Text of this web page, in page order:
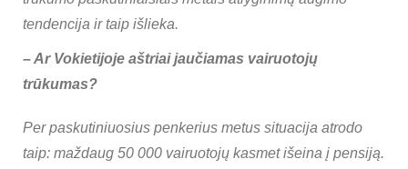
tendencija ir taip išlieka.
–Ar Vokietijoje aštriai jaučiamas vairuotojų
trūkumas?
Per paskutiniuosius penkerius metus situacija atrodo
taip: maždaug 50 000 vairuotojų kasmet išeina į pensiją.